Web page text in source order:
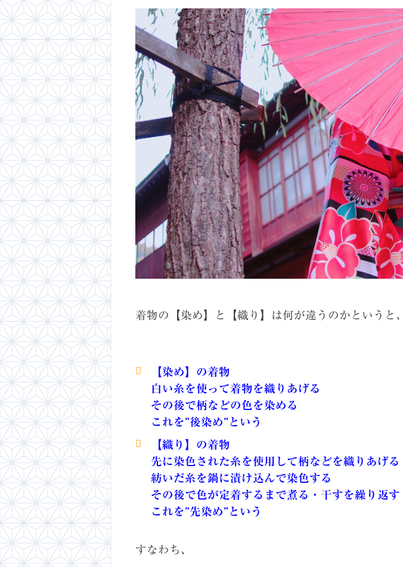
着物の【染め】と【織り】は何が違うのかというと、
【染め】の着物
白い糸を使って着物を織りあげる
その後で柄などの色を染める
これを”後染め”という
【織り】の着物
先に染色された糸を使用して柄などを織りあげる
紡いだ糸を鍋に漬け込んで染色する
その後で色が定着するまで煮る・干すを繰り返す
これを”先染め”という
すなわち、